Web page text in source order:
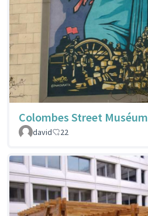
Colombes Street Muséum
david
22